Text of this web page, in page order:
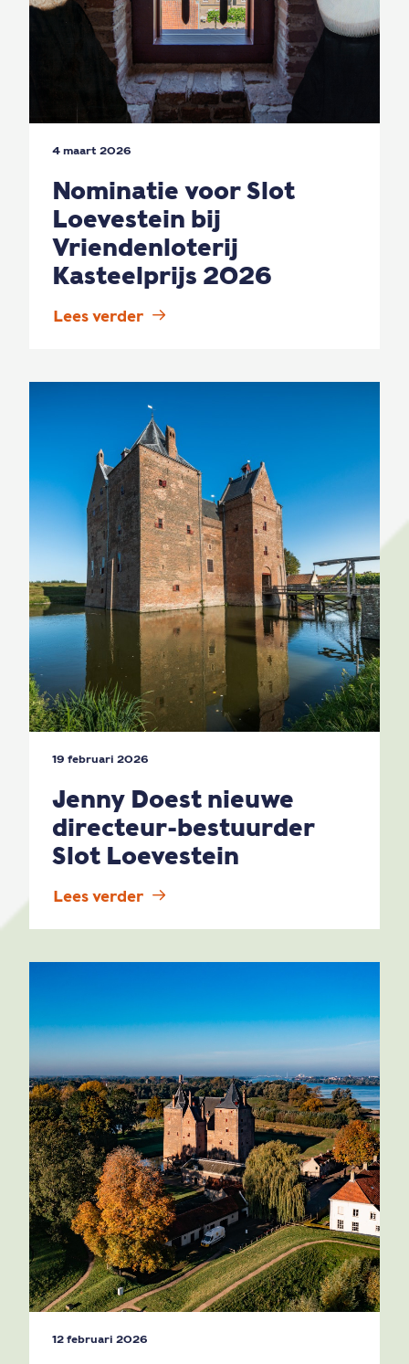
4 maart 2026
Nominatie voor Slot
Loevestein bij
Vriendenloterij
Kasteelprijs 2026
Lees verder
19 februari 2026
Jenny Doest nieuwe
directeur-bestuurder
Slot Loevestein
Lees verder
12 februari 2026